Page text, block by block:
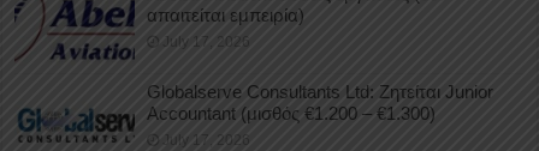
απαιτείται εμπειρία)
July 17, 2026
Globalserve Consultants Ltd: Ζητείται Junior
Accountant (μισθός €1.200 – €1.300)
July 17, 2026